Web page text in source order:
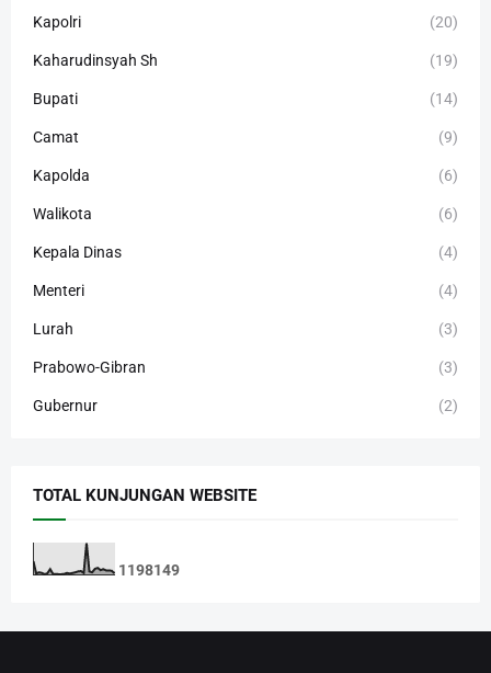
Kapolri (20)
Kaharudinsyah Sh (19)
Bupati (14)
Camat (9)
Kapolda (6)
Walikota (6)
Kepala Dinas (4)
Menteri (4)
Lurah (3)
Prabowo-Gibran (3)
Gubernur (2)
TOTAL KUNJUNGAN WEBSITE
1198149